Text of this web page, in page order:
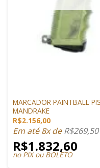
MARCADOR PAINTBALL
MANDRAKE
R$2.156,00
Em até 8x deR$269,50
R$1.832,60
no PIX ou BOLETO